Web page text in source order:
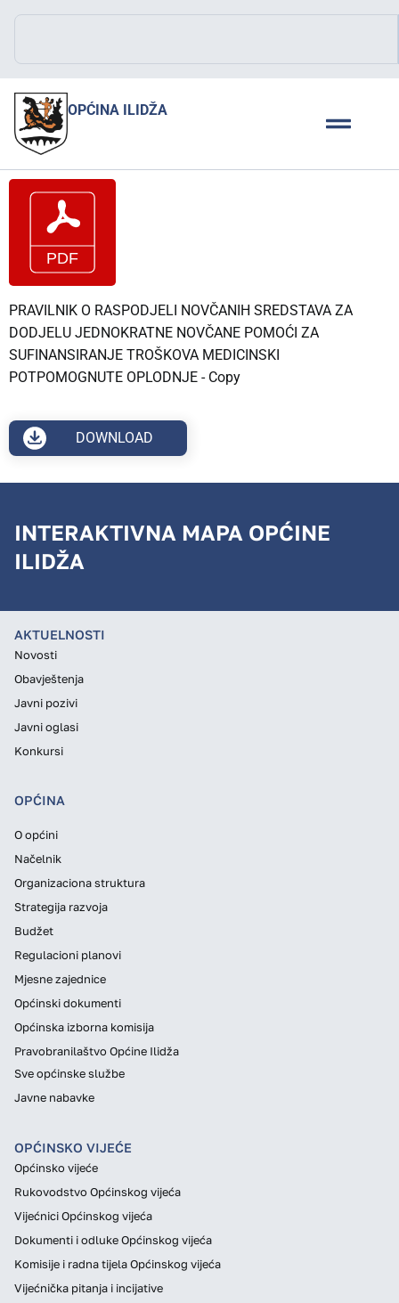
OPĆINA ILIDŽA
PRAVILNIK O RASPODJELI NOVČANIH SREDSTAVA ZA
DODJELU JEDNOKRATNE NOVČANE POMOĆI ZA
SUFINANSIRANJE TROŠKOVA MEDICINSKI
POTPOMOGNUTE OPLODNJE - Copy
DOWNLOAD
INTERAKTIVNA MAPA OPĆINE
ILIDŽA
AKTUELNOSTI
Novosti
Obavještenja
Javni pozivi
Javni oglasi
Konkursi
OPĆINA
O općini
Načelnik
Organizaciona struktura
Strategija razvoja
Budžet
Regulacioni planovi
Mjesne zajednice
Općinski dokumenti
Općinska izborna komisija
Pravobranilaštvo Općine Ilidža
Sve općinske službe
Javne nabavke
OPĆINSKO VIJEĆE
Općinsko vijeće
Rukovodstvo Općinskog vijeća
Vijećnici Općinskog vijeća
Dokumenti i odluke Općinskog vijeća
Komisije i radna tijela Općinskog vijeća
Vijećnička pitanja i incijative